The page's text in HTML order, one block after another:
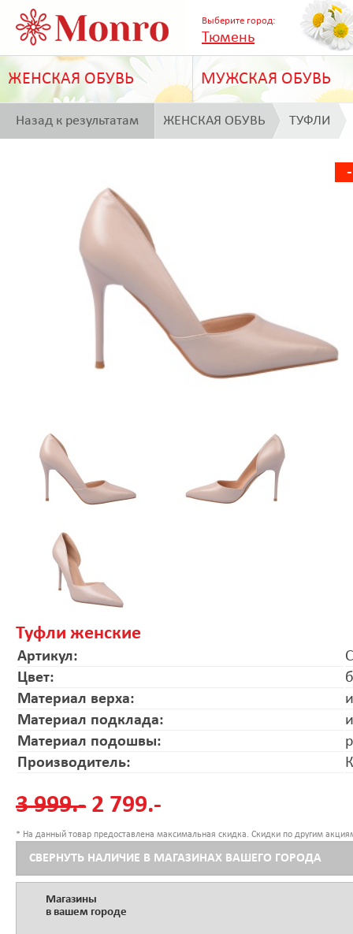
Выберите город:
Тюмень
ЖЕНСКАЯ ОБУВЬ МУЖСКАЯ ОБУВЬ
Назад к результатам ЖЕНСКАЯ ОБУВЬ ТУФЛИ
Туфли женские
Артикул:
Цвет:
Материал верха:
Материал подклада:
Материал подошвы:
Производитель:
3 999.- 2 799.-
* На данный товар предоставлена максимальная скидка. Скидки по другим
СВЕРНУТЬ НАЛИЧИЕ В МАГАЗИНАХ ВАШЕГО ГОРОДА
Магазины
в вашем городе